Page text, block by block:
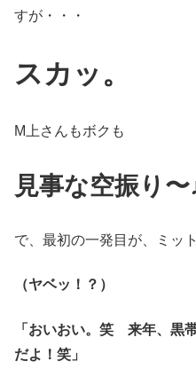
すが・・・
スカッ。
M上さんもボクも
見事な空振り〜
で、最初の一発目が、ミッ
（ヤベッ！？）
「おいおい。笑 来年、黒
だよ！笑」